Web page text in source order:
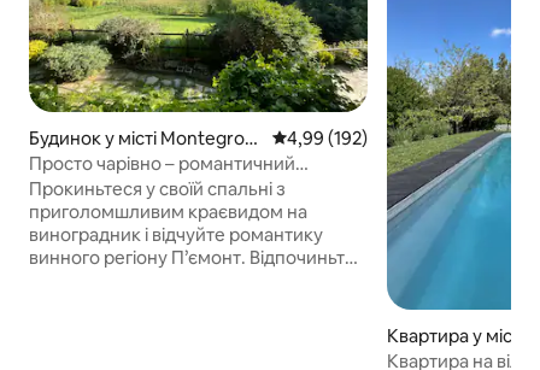
Будинок у місті Montegross
o D'asti
Середня оцінка: 4,99 з 5,
4,99 (192)
Просто чарівно – романтичний
краєвид на виноградник
Прокиньтеся у своїй спальні з
приголомшливим краєвидом на
виноградник і відчуйте романтику
винного регіону П’ємонт. Відпочиньте
Квартира у місті
Квартира на